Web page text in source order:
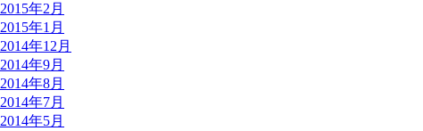
2015年2月
2015年1月
2014年12月
2014年9月
2014年8月
2014年7月
2014年5月